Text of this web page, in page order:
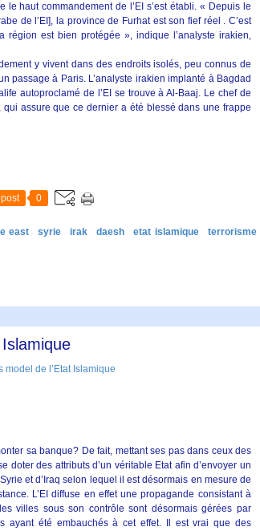
le haut commandement de l’EI s’est établi. « Depuis le
de l’EI], la province de Furhat est son fief réel . C’est
est bien protégée », indique l’analyste irakien,
y vivent dans des endroits isolés, peu connus de
passage à Paris. L’analyste irakien implanté à Bagdad
autoproclamé de l’EI se trouve à Al-Baaj. Le chef de
qui assure que ce dernier a été blessé dans une frappe
0
east syrie irak daesh etat islamique
terrorisme
sa banque? De fait, mettant ses pas dans ceux des
doter des attributs d’un véritable Etat afin d’envoyer un
et d’Iraq selon lequel il est désormais en mesure de
L’EI diffuse en effet une propagande consistant à
villes sous son contrôle sont désormais gérées par
ayant été embauchés à cet effet. Il est vrai que des